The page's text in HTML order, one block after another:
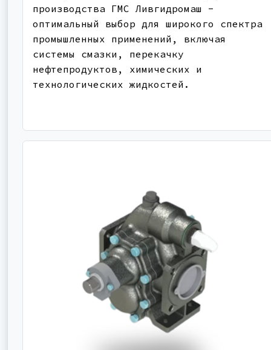
производства ГМС Ливгидромаш -
оптимальный выбор для широкого спектра
промышленных применений, включая
системы смазки, перекачку
нефтепродуктов, химических и
технологических жидкостей.